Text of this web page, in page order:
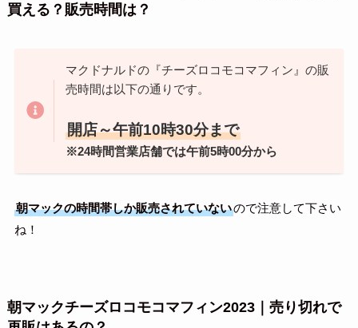
買える？販売時間は？
マクドナルドの『チーズロコモコマフィン』の販
売時間は以下の通りです。
開店～午前10時30分まで
※24時間営業店舗では午前5時00分から
朝マックの時間帯しか販売されていないので注意して下さい
ね！
朝マックチーズロコモコマフィン2023｜売り切れで